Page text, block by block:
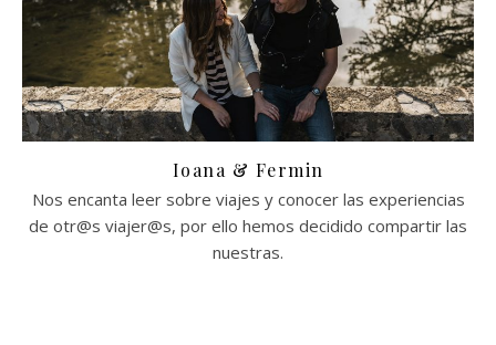
Ioana & Fermin
Nos encanta leer sobre viajes y conocer las experiencias
de otr@s viajer@s, por ello hemos decidido compartir las
nuestras.